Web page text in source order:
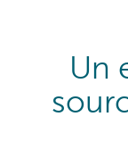
Un